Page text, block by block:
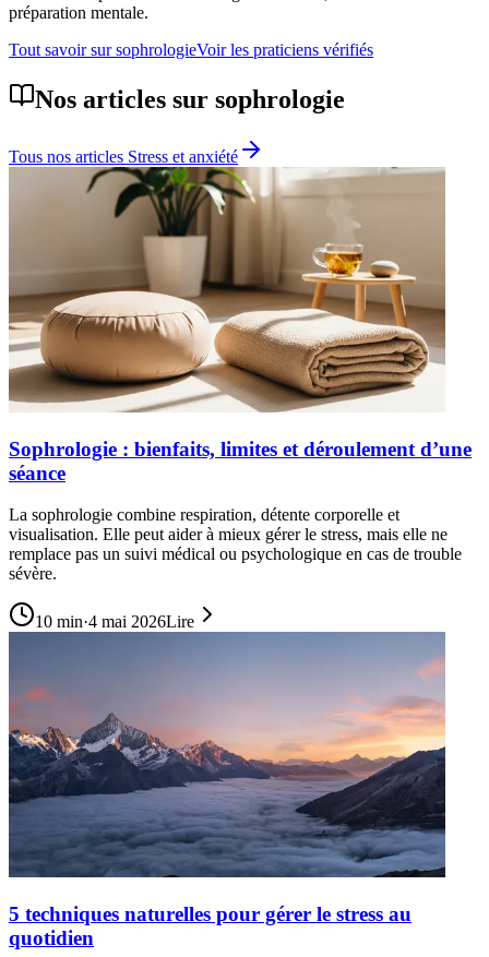
préparation mentale.
Tout savoir sursophrologieVoir les praticiens vérifiés
Nos articles sur sophrologie
Tous nos articles Stress et anxiété
Sophrologie : bienfaits, limites et déroulement d’une
séance
La sophrologie combine respiration, détente corporelle et
visualisation. Elle peut aider à mieux gérer le stress, mais elle ne
remplace pas un suivi médical ou psychologique en cas de trouble
sévère.
10 min·4 mai 2026Lire
5 techniques naturelles pour gérer le stress au
quotidien